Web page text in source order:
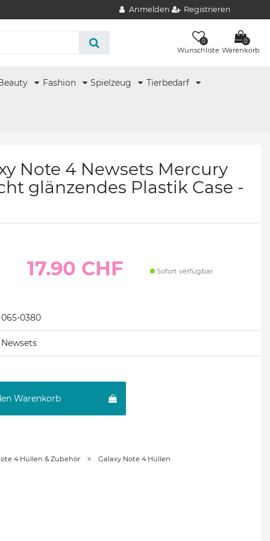
Anmelden Registrieren
0
Wunschliste
0
Warenkorb
Fashion Spielzeug Tierbedarf
Note 4 Newsets Mercury
glänzendes Plastik Case -
17.90 CHF Sofort verfügbar
065-0380
Newsets
Warenkorb
4 Hüllen & Zubehör Galaxy Note 4 Hüllen